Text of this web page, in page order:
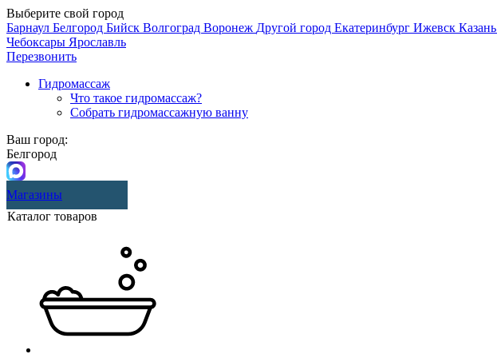
Выберите свой город
Барнаул Белгород Бийск Волгоград Воронеж Другой город Екатеринбург Ижевск Казань
Чебоксары Ярославль
Перезвонить
Гидромассаж
Что такое гидромассаж?
Собрать гидромассажную ванну
Ваш город:
Белгород
Магазины
Каталог товаров